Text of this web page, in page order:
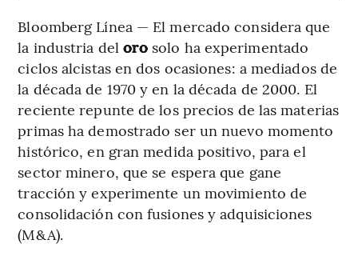
Bloomberg Línea — El mercado considera que
la industria deloro solo ha experimentado
ciclos alcistas en dos ocasiones: a mediados de
la década de 1970 y en la década de 2000. El
reciente repunte de los precios de las materias
primas ha demostrado ser un nuevo momento
histórico, en gran medida positivo, para el
sector minero, que se espera que gane
tracción y experimente un movimiento de
consolidación con fusiones y adquisiciones
(M&A).